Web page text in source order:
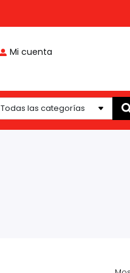
Mi cuenta
Todas las categorías